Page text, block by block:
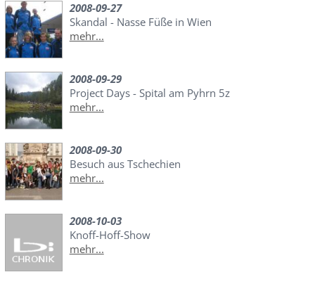
2008-09-27
Skandal - Nasse Füße in Wien
mehr...
2008-09-29
Project Days - Spital am Pyhrn 5z
mehr...
2008-09-30
Besuch aus Tschechien
mehr...
2008-10-03
Knoff-Hoff-Show
mehr...